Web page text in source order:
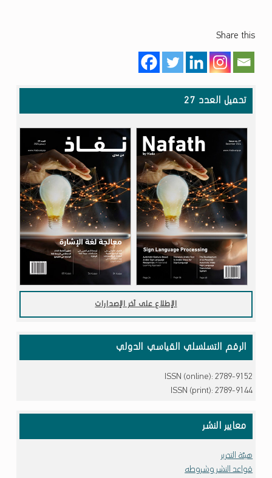
Share this
تحميل العدد 27
الإطلاع على آخر الإصدارات
الرقم التسلسلي القياسي الدولي
ISSN (online): 2789-9152
ISSN (print): 2789-9144
معايير النشر
هيئة التحرير
قواعد النشر وشروطه